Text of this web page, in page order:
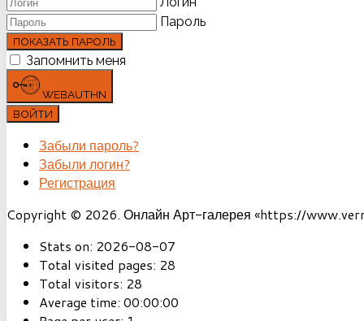
Пароль
ПОКАЗАТЬ ПАРОЛЬ
Запомнить меня
WEBAUTHN
ВОЙТИ
Забыли пароль?
Забыли логин?
Регистрация
Copyright © 2026. Онлайн Арт-галерея «https://
Stats on: 2026-08-07
Total visited pages: 28
Total visitors: 28
Average time: 00:00:00